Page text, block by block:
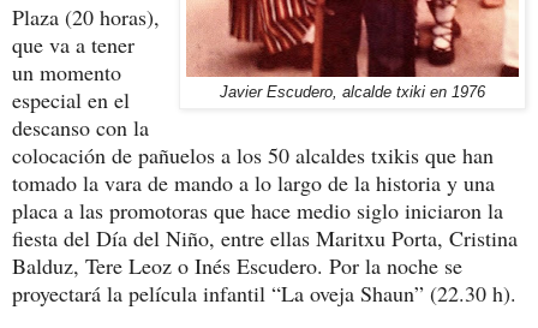
Javier Escudero, alcalde txiki en 1976
Plaza (20 horas),
que va a tener
un momento
especial en el
descanso con la
colocación de pañuelos a los 50 alcaldes txikis que han
tomado la vara de mando a lo largo de la historia y una
placa a las promotoras que hace medio siglo iniciaron la
fiesta del Día del Niño, entre ellas Maritxu Porta, Cristina
Balduz, Tere Leoz o Inés Escudero. Por la noche se
proyectará la película infantil “La oveja Shaun” (22.30 h).